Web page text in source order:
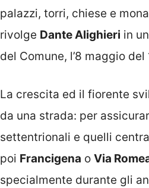
palazzi, torri, chiese e
rivolge Dante Alighieri in
del Comune, l’8 maggio
La crescita ed il fiorente
da una strada: per
settentrionali e quelli
poi Francigena o Via
specialmente durante gli